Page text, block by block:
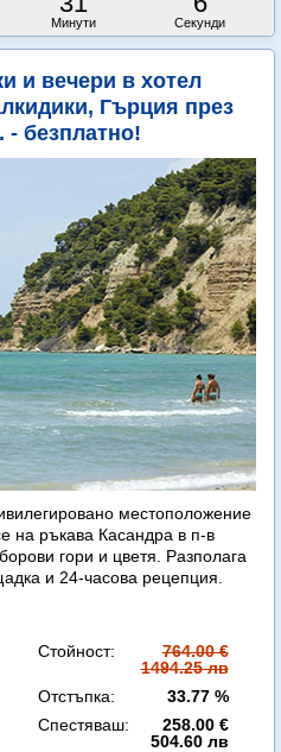
Минути Секунди
и вечери в хотел
Гърция през
- безплатно!
местоположение
на ръкава Касандра в п-в
гори и цветя. Разполага
и 24-часова рецепция.
Стойност:
764.00 €
1494.25 лв
Отстъпка:
33.77 %
Спестяваш:
258.00 €
504.60 лв